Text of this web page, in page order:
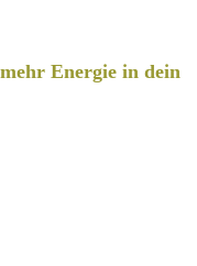
Energie in dein